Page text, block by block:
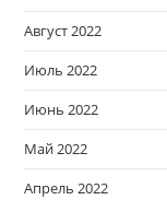
Август 2022
Июль 2022
Июнь 2022
Май 2022
Апрель 2022